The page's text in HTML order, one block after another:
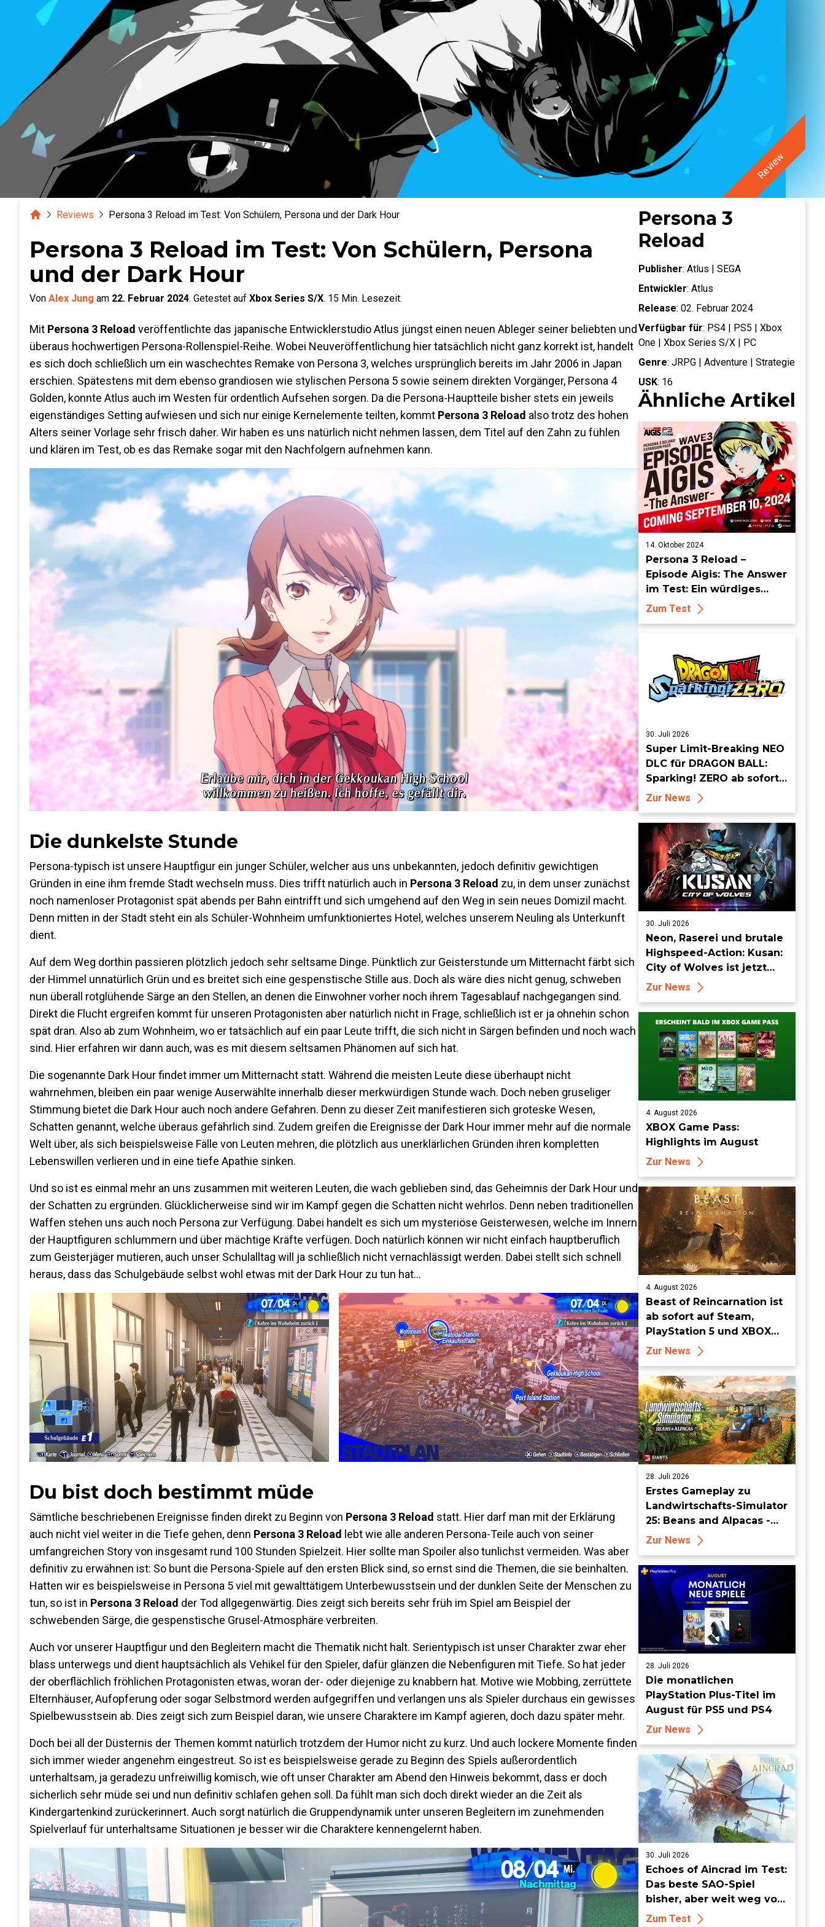
Review
HomeReviews Persona 3 Reload im Test: Von Schülern, Persona und der Dark Hour
Persona 3 Reload im Test: Von Schülern, Persona
und der Dark Hour
Von Alex Jung am 22. Februar 2024. Getestet auf Xbox Series S/X. 15 Min. Lesezeit.
Mit Persona 3 Reload veröffentlichte das japanische Entwicklerstudio Atlus jüngst einen neuen Ableger seiner beliebten und
überaus hochwertigen Persona-Rollenspiel-Reihe. Wobei Neuveröffentlichung hier tatsächlich nicht ganz korrekt ist, handelt
es sich doch schließlich um ein waschechtes Remake von Persona 3, welches ursprünglich bereits im Jahr 2006 in Japan
erschien. Spätestens mit dem ebenso grandiosen wie stylischen Persona 5 sowie seinem direkten Vorgänger, Persona 4
Golden, konnte Atlus auch im Westen für ordentlich Aufsehen sorgen. Da die Persona-Hauptteile bisher stets ein jeweils
eigenständiges Setting aufwiesen und sich nur einige Kernelemente teilten, kommt Persona 3 Reload also trotz des hohen
Alters seiner Vorlage sehr frisch daher. Wir haben es uns natürlich nicht nehmen lassen, dem Titel auf den Zahn zu fühlen
und klären im Test, ob es das Remake sogar mit den Nachfolgern aufnehmen kann.
Die dunkelste Stunde
Persona-typisch ist unsere Hauptfigur ein junger Schüler, welcher aus uns unbekannten, jedoch definitiv gewichtigen
Gründen in eine ihm fremde Stadt wechseln muss. Dies trifft natürlich auch in Persona 3 Reload zu, in dem unser zunächst
noch namenloser Protagonist spät abends per Bahn eintrifft und sich umgehend auf den Weg in sein neues Domizil macht.
Denn mitten in der Stadt steht ein als Schüler-Wohnheim umfunktioniertes Hotel, welches unserem Neuling als Unterkunft
dient.
Auf dem Weg dorthin passieren plötzlich jedoch sehr seltsame Dinge. Pünktlich zur Geisterstunde um Mitternacht färbt sich
der Himmel unnatürlich Grün und es breitet sich eine gespenstische Stille aus. Doch als wäre dies nicht genug, schweben
nun überall rotglühende Särge an den Stellen, an denen die Einwohner vorher noch ihrem Tagesablauf nachgegangen sind.
Direkt die Flucht ergreifen kommt für unseren Protagonisten aber natürlich nicht in Frage, schließlich ist er ja ohnehin schon
spät dran. Also ab zum Wohnheim, wo er tatsächlich auf ein paar Leute trifft, die sich nicht in Särgen befinden und noch wach
sind. Hier erfahren wir dann auch, was es mit diesem seltsamen Phänomen auf sich hat.
Die sogenannte Dark Hour findet immer um Mitternacht statt. Während die meisten Leute diese überhaupt nicht
wahrnehmen, bleiben ein paar wenige Auserwählte innerhalb dieser merkwürdigen Stunde wach. Doch neben gruseliger
Stimmung bietet die Dark Hour auch noch andere Gefahren. Denn zu dieser Zeit manifestieren sich groteske Wesen,
Schatten genannt, welche überaus gefährlich sind. Zudem greifen die Ereignisse der Dark Hour immer mehr auf die normale
Welt über, als sich beispielsweise Fälle von Leuten mehren, die plötzlich aus unerklärlichen Gründen ihren kompletten
Lebenswillen verlieren und in eine tiefe Apathie sinken.
Und so ist es einmal mehr an uns zusammen mit weiteren Leuten, die wach geblieben sind, das Geheimnis der Dark Hour und
der Schatten zu ergründen. Glücklicherweise sind wir im Kampf gegen die Schatten nicht wehrlos. Denn neben traditionellen
Waffen stehen uns auch noch Persona zur Verfügung. Dabei handelt es sich um mysteriöse Geisterwesen, welche im Innern
der Hauptfiguren schlummern und über mächtige Kräfte verfügen. Doch natürlich können wir nicht einfach hauptberuflich
zum Geisterjäger mutieren, auch unser Schulalltag will ja schließlich nicht vernachlässigt werden. Dabei stellt sich schnell
heraus, dass das Schulgebäude selbst wohl etwas mit der Dark Hour zu tun hat...
Du bist doch bestimmt müde
Sämtliche beschriebenen Ereignisse finden direkt zu Beginn von Persona 3 Reload statt. Hier darf man mit der Erklärung
auch nicht viel weiter in die Tiefe gehen, denn Persona 3 Reload lebt wie alle anderen Persona-Teile auch von seiner
umfangreichen Story von insgesamt rund 100 Stunden Spielzeit. Hier sollte man Spoiler also tunlichst vermeiden. Was aber
definitiv zu erwähnen ist: So bunt die Persona-Spiele auf den ersten Blick sind, so ernst sind die Themen, die sie beinhalten.
Hatten wir es beispielsweise in Persona 5 viel mit gewalttätigem Unterbewusstsein und der dunklen Seite der Menschen zu
tun, so ist in Persona 3 Reload der Tod allgegenwärtig. Dies zeigt sich bereits sehr früh im Spiel am Beispiel der
schwebenden Särge, die gespenstische Grusel-Atmosphäre verbreiten.
Auch vor unserer Hauptfigur und den Begleitern macht die Thematik nicht halt. Serientypisch ist unser Charakter zwar eher
blass unterwegs und dient hauptsächlich als Vehikel für den Spieler, dafür glänzen die Nebenfiguren mit Tiefe. So hat jeder
der oberflächlich fröhlichen Protagonisten etwas, woran der- oder diejenige zu knabbern hat. Motive wie Mobbing, zerrüttete
Elternhäuser, Aufopferung oder sogar Selbstmord werden aufgegriffen und verlangen uns als Spieler durchaus ein gewisses
Spielbewusstsein ab. Dies zeigt sich zum Beispiel daran, wie unsere Charaktere im Kampf agieren, doch dazu später mehr.
Doch bei all der Düsternis der Themen kommt natürlich trotzdem der Humor nicht zu kurz. Und auch lockere Momente finden
sich immer wieder angenehm eingestreut. So ist es beispielsweise gerade zu Beginn des Spiels außerordentlich
unterhaltsam, ja geradezu unfreiwillig komisch, wie oft unser Charakter am Abend den Hinweis bekommt, dass er doch
sicherlich sehr müde sei und nun definitiv schlafen gehen soll. Da fühlt man sich doch direkt wieder an die Zeit als
Kindergartenkind zurückerinnert. Auch sorgt natürlich die Gruppendynamik unter unseren Begleitern im zunehmenden
Spielverlauf für unterhaltsame Situationen je besser wir die Charaktere kennengelernt haben.
Persona 3
Reload
Publisher: Atlus | SEGA
Entwickler: Atlus
Release: 02. Februar 2024
Verfügbar für: PS4 | PS5 | Xbox
One | Xbox Series S/X | PC
Genre: JRPG | Adventure | Strategie
USK: 16
Ähnliche Artikel
14. Oktober 2024
Persona 3 Reload –
Episode Aigis: The Answer
im Test: Ein würdiges
Finale für S.E.E.S.?
Zum Test
30. Juli 2026
Super Limit-Breaking NEO
DLC für DRAGON BALL:
Sparking! ZERO ab sofort
erhältlich
Zur News
30. Juli 2026
Neon, Raserei und brutale
Highspeed-Action: Kusan:
City of Wolves ist jetzt
erhältlich!
Zur News
4. August 2026
XBOX Game Pass:
Highlights im August
Zur News
4. August 2026
Beast of Reincarnation ist
ab sofort auf Steam,
PlayStation 5 und XBOX
Series X|S erhältlich
Zur News
28. Juli 2026
Erstes Gameplay zu
Landwirtschafts-Simulator
25: Beans and Alpacas -
Mehr auf FarmCon
Zur News
28. Juli 2026
Die monatlichen
PlayStation Plus-Titel im
August für PS5 und PS4
Zur News
30. Juli 2026
Echoes of Aincrad im Test:
Das beste SAO-Spiel
bisher, aber weit weg vom
Meisterwerk
Zum Test